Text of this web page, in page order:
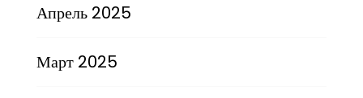
Апрель 2025
Март 2025